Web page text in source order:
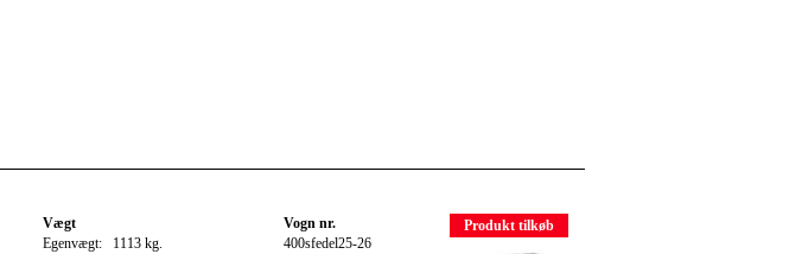
Vægt
Egenvægt: 1113 kg.
Vogn nr.
400sfedel25-26
Produkt tilkøb